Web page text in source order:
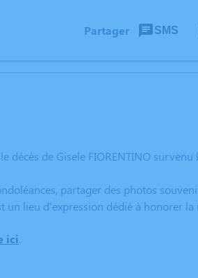
Partager SMS
décès de Gisele FIORENTINO
partager des photos
lieu d'expression dédié à honorer la
ici.